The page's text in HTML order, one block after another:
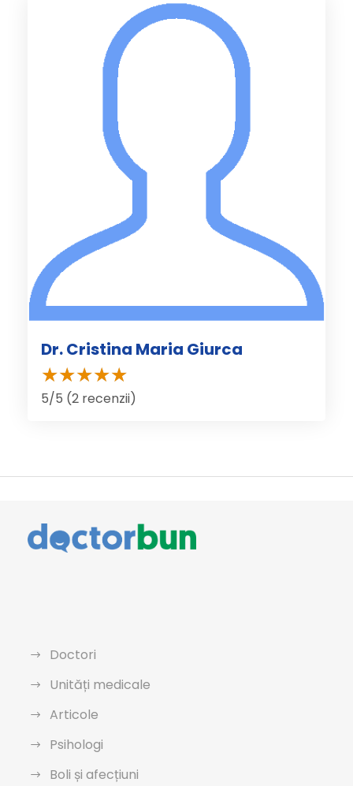
Dr. Cristina Maria Giurca
5/5 (2 recenzii)
Doctori
Unități medicale
Articole
Psihologi
Boli și afecțiuni